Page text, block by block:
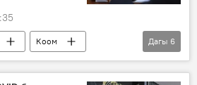
Коом
шайлоо
Дагы 6